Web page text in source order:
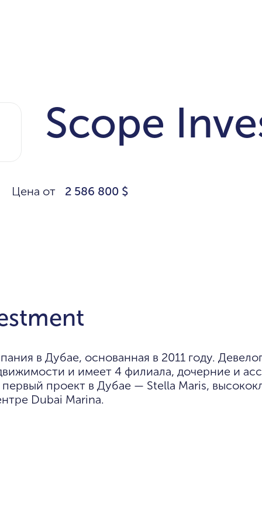
Scope
Цена от 2 586 800 $
в Дубае, основанная в 2011 году.
и имеет 4 филиала, дочерние и
проект в Дубае — Stella Maris,
Dubai Marina.